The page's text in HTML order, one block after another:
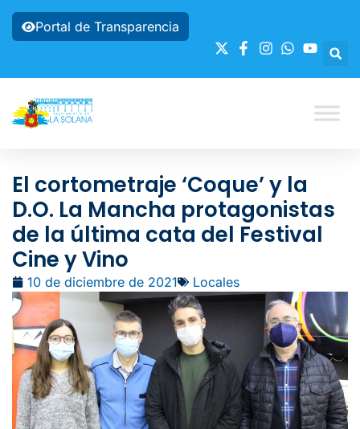
Portal de Transparencia
El cortometraje ‘Coque’ y la
D.O. La Mancha protagonistas
de la última cata del Festival
Cine y Vino
10 de diciembre de 2021 Locales